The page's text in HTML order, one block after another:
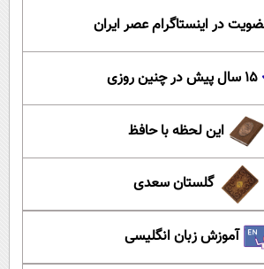
در اینستاگرام عصر ایران
۱۵ سال پیش در چنین روزی
این لحظه با حافظ
گلستان سعدی
آموزش زبان انگلیسی